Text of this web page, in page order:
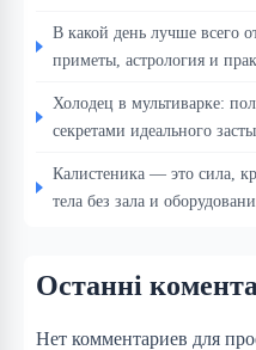
В какой день лучше всего
приметы, астрология и
Холодец в мультиварке:
секретами идеального
Калистеника — это сила,
тела без зала и
Останні
Нет комментариев для